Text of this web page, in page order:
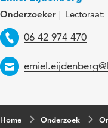
Onderzoeker
Telefoon
06 42 974 470
Email
Home Onderzoek